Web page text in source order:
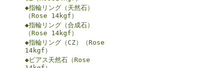
◆指輪リング（天然石）
（Rose 14kgf）
◆指輪リング（合成石）
（Rose 14kgf）
◆指輪リング（CZ）（Rose
14kgf）
◆ピアス天然石（Rose